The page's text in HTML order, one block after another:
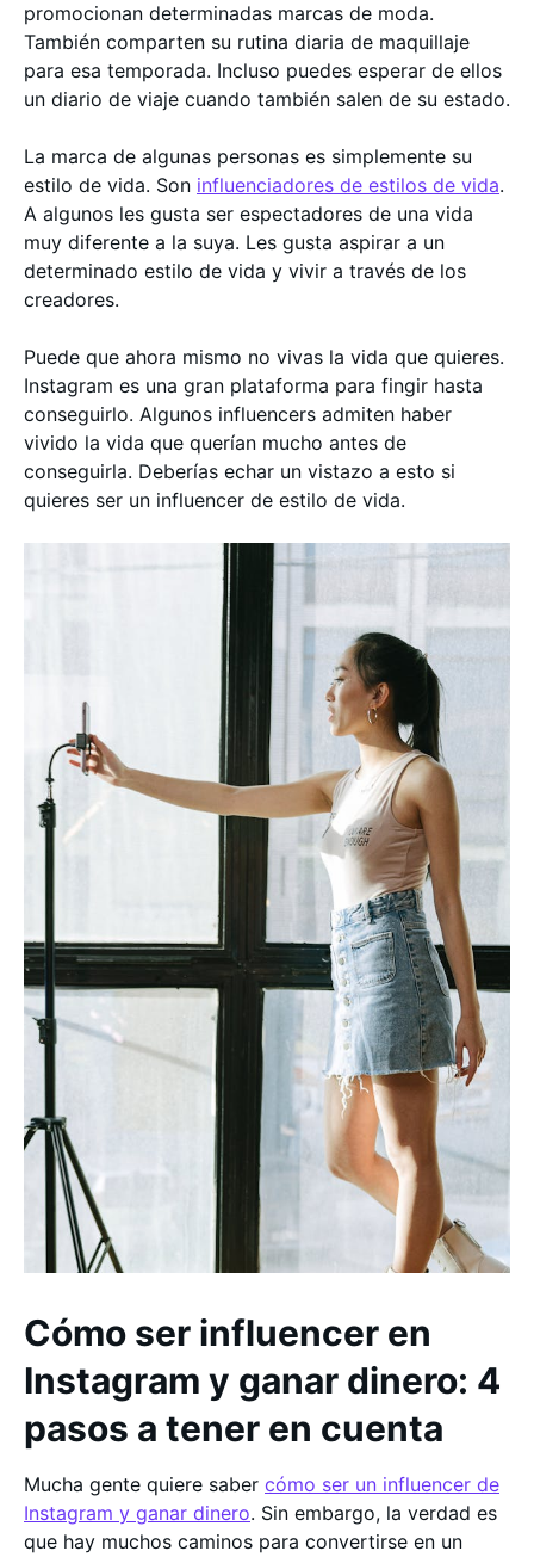
promocionan determinadas marcas de moda.
También comparten su rutina diaria de maquillaje
para esa temporada. Incluso puedes esperar de ellos
un diario de viaje cuando también salen de su estado.
La marca de algunas personas es simplemente su
estilo de vida. Son influenciadores de estilos de vida.
A algunos les gusta ser espectadores de una vida
muy diferente a la suya. Les gusta aspirar a un
determinado estilo de vida y vivir a través de los
creadores.
Puede que ahora mismo no vivas la vida que quieres.
Instagram es una gran plataforma para fingir hasta
conseguirlo. Algunos influencers admiten haber
vivido la vida que querían mucho antes de
conseguirla. Deberías echar un vistazo a esto si
quieres ser un influencer de estilo de vida.
Cómo ser influencer en
Instagram y ganar dinero: 4
pasos a tener en cuenta
Mucha gente quiere saber cómo ser un influencer de
Instagram y ganar dinero. Sin embargo, la verdad es
que hay muchos caminos para convertirse en un